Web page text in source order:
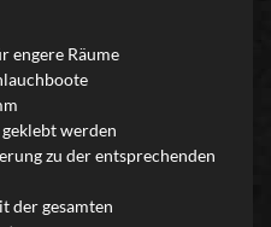
engere Räume
werden
zu der entsprechenden
der gesamten